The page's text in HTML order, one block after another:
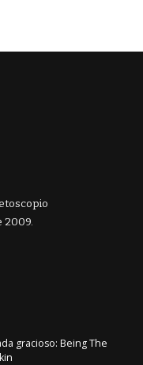
2009.
gracioso: Being The